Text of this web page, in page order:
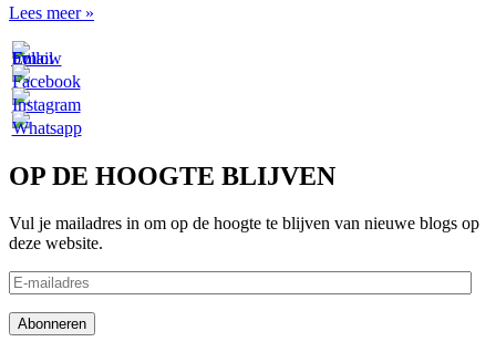
Afwijzen
Lees meer »
OP DE HOOGTE BLIJVEN
Vul je mailadres in om op de hoogte te blijven van nieuwe blogs op
deze website.
E-
mailadres
Abonneren